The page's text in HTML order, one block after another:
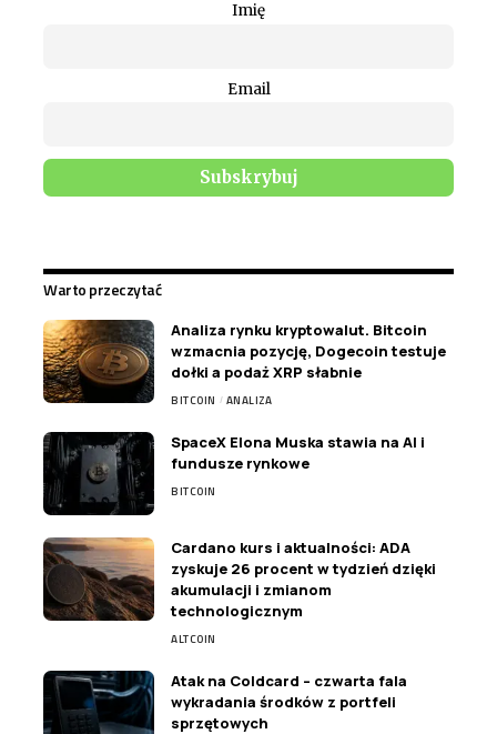
Imię
Email
Warto przeczytać
Analiza rynku kryptowalut. Bitcoin
wzmacnia pozycję, Dogecoin testuje
dołki a podaż XRP słabnie
BITCOIN ANALIZA
SpaceX Elona Muska stawia na AI i
fundusze rynkowe
BITCOIN
Cardano kurs i aktualności: ADA
zyskuje 26 procent w tydzień dzięki
akumulacji i zmianom
technologicznym
ALTCOIN
Atak na Coldcard – czwarta fala
wykradania środków z portfeli
sprzętowych